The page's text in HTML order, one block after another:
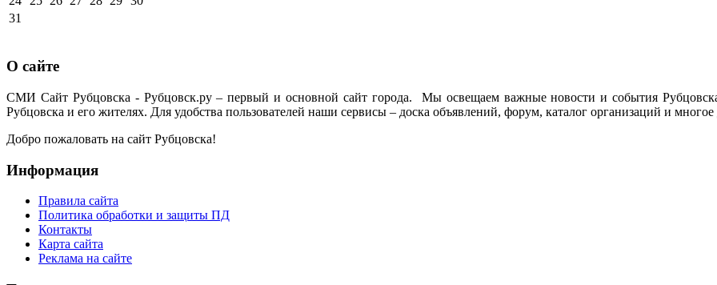
31
О сайте
СМИ Сайт Рубцовска - Рубцовск.ру – первый и основной сайт города. Мы освещаем важные новости и события
Рубцовска и его жителях. Для удобства пользователей наши сервисы – доска объявлений, форум, каталог организаций и многое
Добро пожаловать на сайт Рубцовска!
Информация
Правила сайта
Политика обработки и защиты ПД
Контакты
Карта сайта
Реклама на сайте